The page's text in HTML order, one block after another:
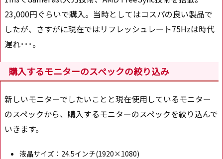
23,000円ぐらいで購入。当時としてはコスパの良い製品で
したが、さすがに現在ではリフレッシュレート75Hzは時代
遅れ･･･。
購入するモニターのスペックの絞り込み
新しいモニターでしたいことと現在使用しているモニター
のスペックから、購入するモニターのスペックを絞り込んで
いきます。
液晶サイズ：24.5インチ(1920×1080)